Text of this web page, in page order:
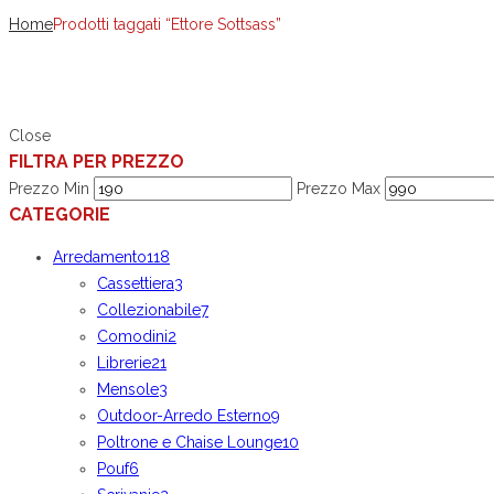
HomeProdotti taggati “Ettore Sottsass”
Close
FILTRA PER PREZZO
Prezzo Min Prezzo Max
CATEGORIE
Arredamento118
Cassettiera3
Collezionabile7
Comodini2
Librerie21
Mensole3
Outdoor-Arredo Esterno9
Poltrone e Chaise Lounge10
Pouf6